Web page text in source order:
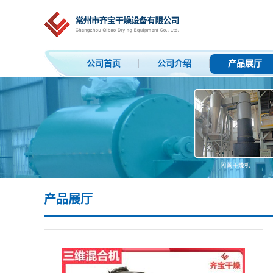
公司首页 公司介绍 产品展厅
产品展厅